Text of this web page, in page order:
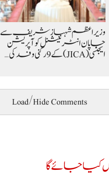
وزیراعظم شہباز شریف سے
جاپان انٹرنیشنل کوآپریشن
ایجنسی (JICA) کے 9 رکنی وفد کی…
Load/Hide Comments
کیا جائے گا